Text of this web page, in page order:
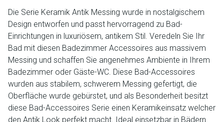
Die Serie Keramik Antik Messing wurde in nostalgischem
Design entworfen und passt hervorragend zu Bad-
Einrichtungen in luxuriösem, antikem Stil. Veredeln Sie Ihr
Bad mit diesen Badezimmer Accessoires aus massivem
Messing und schaffen Sie angenehmes Ambiente in Ihrem
Badezimmer oder Gäste-WC. Diese Bad-Accessoires
wurden aus stabilem, schwerem Messing gefertigt, die
Oberfläche wurde gebürstet, und als Besonderheit besitzt
diese Bad-Accessoires Serie einen Keramikeinsatz welcher
den Antik Look perfekt macht. Ideal einsetzbar in Bädern